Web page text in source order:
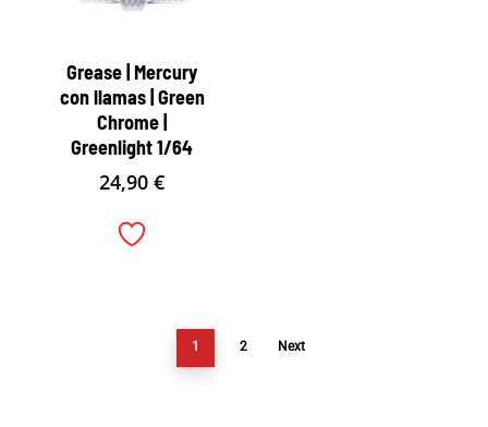
Grease | Mercury
con llamas | Green
Chrome |
Greenlight 1/64
24,90€
1 2 Next